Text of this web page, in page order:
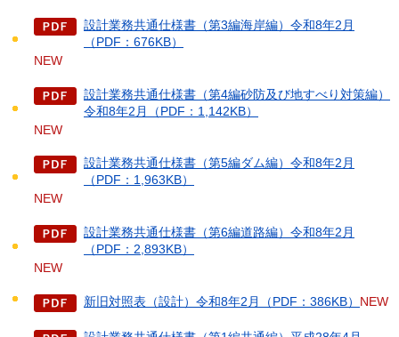
設計業務共通仕様書（第3編海岸編）令和8年2月
（PDF：676KB）
NEW
設計業務共通仕様書（第4編砂防及び地すべり対策編）
令和8年2月（PDF：1,142KB）
NEW
設計業務共通仕様書（第5編ダム編）令和8年2月
（PDF：1,963KB）
NEW
設計業務共通仕様書（第6編道路編）令和8年2月
（PDF：2,893KB）
NEW
新旧対照表（設計）令和8年2月（PDF：386KB） NEW